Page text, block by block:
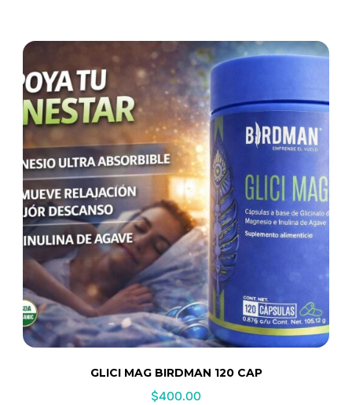
GLICI MAG BIRDMAN 120 CAP
$400.00